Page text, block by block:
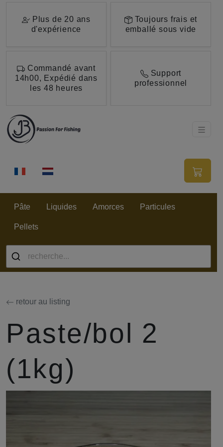
Plus de 20 ans
d'expérience
Toujours frais et
emballé sous vide
Commandé avant
14h00, Expédié dans
les 48 heures
Support
professionnel
Pâte Liquides Amorces Particules
Pellets
retour au listing
Paste/bol 2
(1kg)